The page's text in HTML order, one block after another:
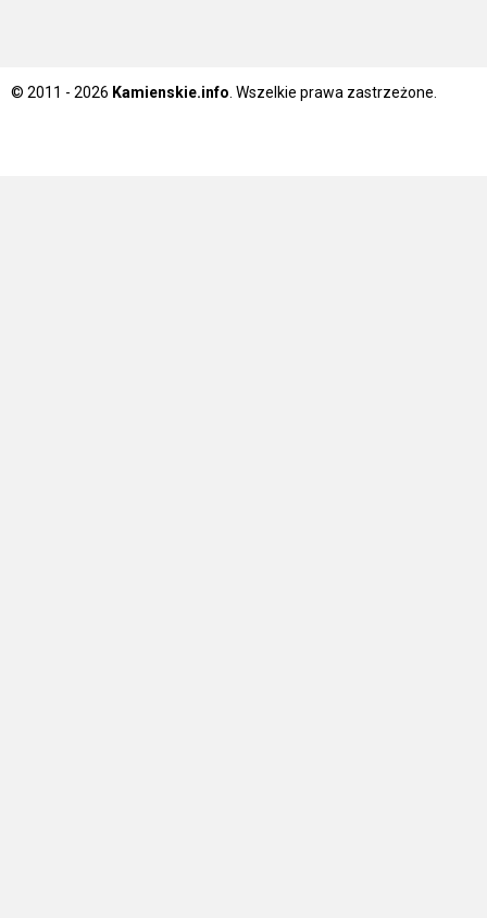
© 2011 - 2026 Kamienskie.info . Wszelkie prawa zastrzeżone.